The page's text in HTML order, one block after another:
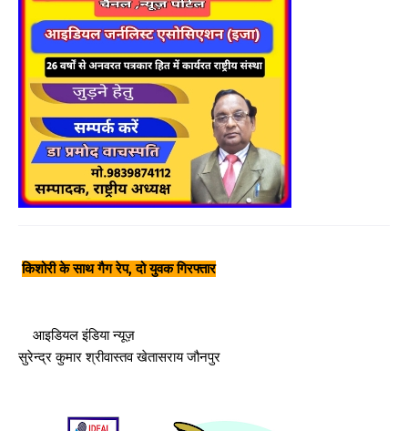
किशोरी के साथ गैग रेप, दो युवक गिरफ्तार
आइडियल इंडिया न्यूज़
सुरेन्द्र कुमार श्रीवास्तव खेतासराय जौनपुर